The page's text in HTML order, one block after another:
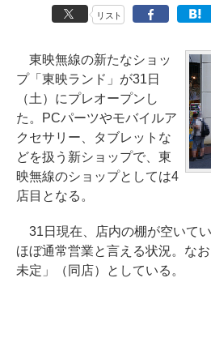
リスト
東映無線の新たなショッ
プ「東映ランド」が31日
（土）にプレオープンし
た。PCパーツやモバイルア
クセサリー、タブレットな
どを扱う新ショップで、東
映無線のショップとしては4
店目となる。
31日現在、店内の棚が空いてい
ほぼ通常営業と言える状況。な
未定」（同店）としている。